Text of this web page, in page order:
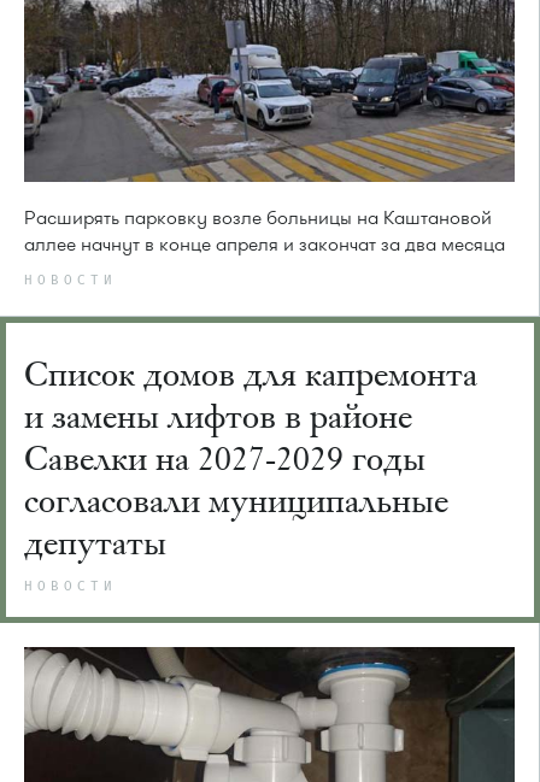
Расширять парковку возле больницы на Каштановой
аллее начнут в конце апреля и закончат за два месяца
НОВОСТИ
Список домов для капремонта
и замены лифтов в районе
Савелки на 2027-2029 годы
согласовали муниципальные
депутаты
НОВОСТИ